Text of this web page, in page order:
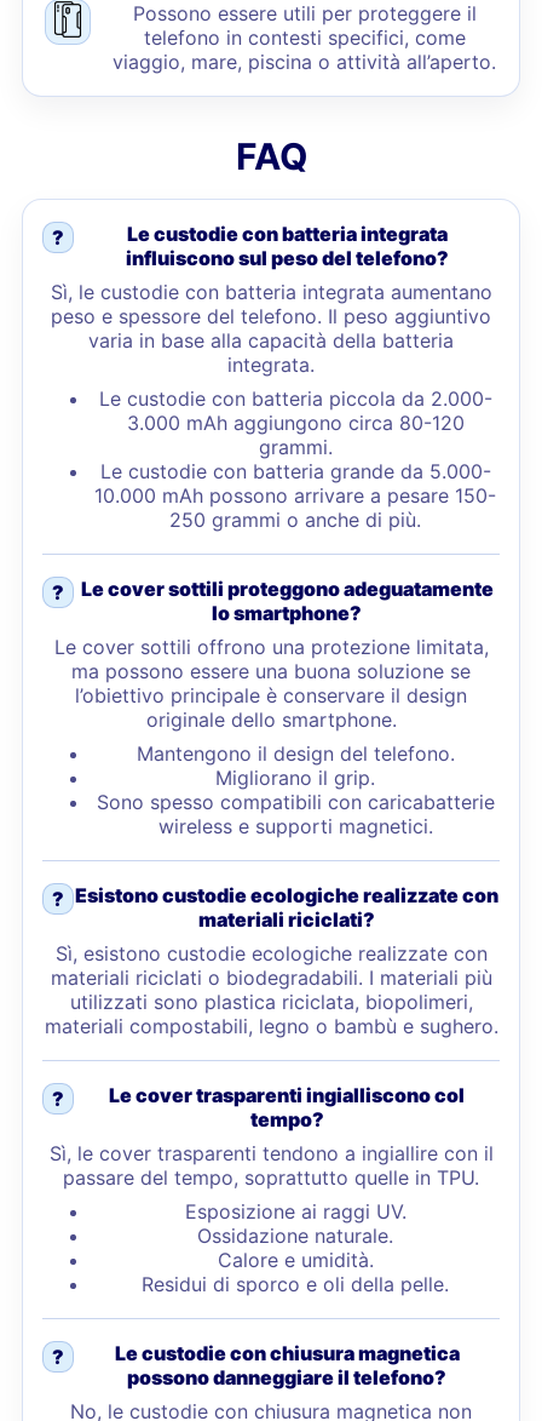
Possono essere utili per proteggere il
telefono in contesti specifici, come
viaggio, mare, piscina o attività all’aperto.
FAQ
?
Le custodie con batteria integrata
influiscono sul peso del telefono?
Sì, le custodie con batteria integrata aumentano
peso e spessore del telefono. Il peso aggiuntivo
varia in base alla capacità della batteria
integrata.
Le custodie con batteria piccola da 2.000-
3.000 mAh aggiungono circa 80-120
grammi.
Le custodie con batteria grande da 5.000-
10.000 mAh possono arrivare a pesare 150-
250 grammi o anche di più.
?
Le cover sottili proteggono adeguatamente
lo smartphone?
Le cover sottili offrono una protezione limitata,
ma possono essere una buona soluzione se
l’obiettivo principale è conservare il design
originale dello smartphone.
Mantengono il design del telefono.
Migliorano il grip.
Sono spesso compatibili con caricabatterie
wireless e supporti magnetici.
? Esistono custodie ecologiche realizzate con
materiali riciclati?
Sì, esistono custodie ecologiche realizzate con
materiali riciclati o biodegradabili. I materiali più
utilizzati sono plastica riciclata, biopolimeri,
materiali compostabili, legno o bambù e sughero.
?
Le cover trasparenti ingialliscono col
tempo?
Sì, le cover trasparenti tendono a ingiallire con il
passare del tempo, soprattutto quelle in TPU.
Esposizione ai raggi UV.
Ossidazione naturale.
Calore e umidità.
Residui di sporco e oli della pelle.
?
Le custodie con chiusura magnetica
possono danneggiare il telefono?
No, le custodie con chiusura magnetica non